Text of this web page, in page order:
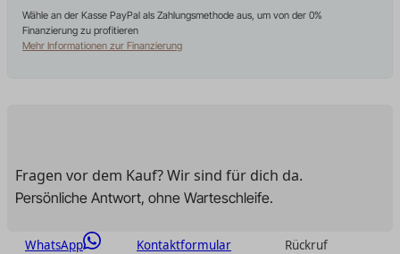
Wähle an der Kasse PayPal als Zahlungsmethode aus, um von der 0%
Finanzierung zu profitieren
Mehr Informationen zur Finanzierung
Fragen vor dem Kauf? Wir sind für dich da.
Persönliche Antwort, ohne Warteschleife.
WhatsApp Kontaktformular Rückruf